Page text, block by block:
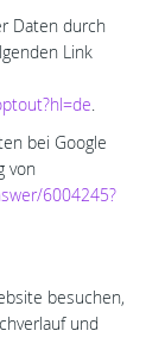
Daten durch
Link
.
bei Google
von
6004245?
besuchen,
und